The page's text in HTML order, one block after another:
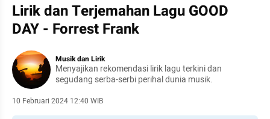
Lirik dan Terjemahan Lagu GOOD
DAY - Forrest Frank
Musik dan Lirik
Menyajikan rekomendasi lirik lagu terkini dan
segudang serba-serbi perihal dunia musik.
10 Februari 2024 12:40 WIB